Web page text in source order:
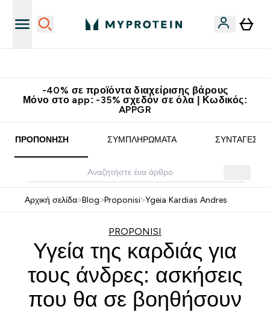
-40% σε προϊόντα διαχείρισης βάρους
Μόνο στο app: -35% σχεδόν σε όλα | Κωδικός:
APPGR
ΠΡΟΠΌΝΗΣΗ ΣΥΜΠΛΗΡΏΜΑΤΑ ΣΥΝΤΑΓΈΣ
Αρχική σελίδα>Blog>Proponisi>Ygeia Kardias Andres
PROPONISI
Υγεία της καρδιάς για
τους άνδρες: ασκήσεις
που θα σε βοηθήσουν